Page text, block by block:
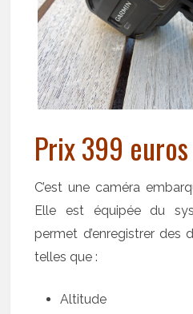
Prix 399 euros
C’est une caméra
Elle est équipée du
permet d’enregistrer des
telles que :
Altitude